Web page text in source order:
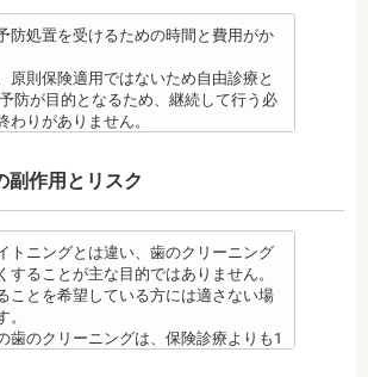
に個人差があります。
て数か月から数年経過すると噛み合わ
可能性があります。噛み合わせが悪く
障害の場合は、噛み合わせの治療を行
、肩こりを招く事があります。また、
事を噛むときに痛みが出る顎関節症を
があります。
経失調症になることもあります。噛み
りますが子供にとって大きなストレス
あります。装置装着後もしっかりと状
し合ってください。
痛、首や肩のこり、強い倦怠感、吐き
歯が悪化する場合があります。治療終
治療をする場合と器具を一度外して虫
う場合があります。
、矯正装置の周りなど、ブラッシング
にくい部分ができるため、虫歯や歯周
高くなります。間食を控え、矯正治療
ブラッシング、歯を清潔にしてリスク
基本的に虫歯や歯周病の治療が行えな
前にこれらの治療を終わらせる必要が
正専門の歯科の場合は、一般の歯科で
の治療を行う必要もあります。
血圧に問題がある方が使用すると、動
を起こす場合があります。また、頬を
らなかったり、熱いものを飲んでもわ
、口腔内を傷つけるリスクがありま
麻酔によって悪心、嘔吐、アレルギー
こともあります。
歯が悪化する場合があります。治療終
、矯正装置の周りなど、ブラッシング
にくい部分ができるため、虫歯や歯周
高くなります。間食を控え、矯正治療
ラッシング指導を歯科医師より受けて
ブラッシング、歯を清潔にしてリスク
う。
喫煙者の方は、事前に生活習慣の改
要となる場合があります。
ト術後すぐには違和感があったり、痛
血などが発生する場合がありますが、
の多くについては一時的なもので、多
日で治まります。
人工の歯根を埋め込み、その上に人工
ントを埋め込む骨の厚みを増やす手術
さらに期間を要することになります。
ト治療を受けると定期検診、メインテ
けなければいけません。人工物である
が虫歯になることはありませんが、日
なメインテナンスが必要となります。
ほうが多くあります。
としては、ポーセレンというセラミッ
アの密着度が、セラミック同士との場
ラミックとの場合に比べて、若干弱い
らです。他にも、激しい歯ぎしりをす
どうしてもセラミックの部分はジルコ
ック
ック
ミック治療は、本数が多いと費用が高
が多くあります。また、陶器であり強
、奥歯には不向きです。前歯でも欠け
もあるため、歯ぎしりのクセがある方
スで保護する場合もあります。
防処置を受けるための時間と費用がか
原則保険適用ではないため自由診療と
防が目的となるため、継続して行う必
わりがありません。
新潟生命歯学部卒業
学総合病院にて研修
にて勤務
副作用とリスク
トニングとは違い、歯のクリーニング
することが主な目的ではありません。
ことを希望している方には適さない場
。
歯のクリーニングは、保険診療よりも1